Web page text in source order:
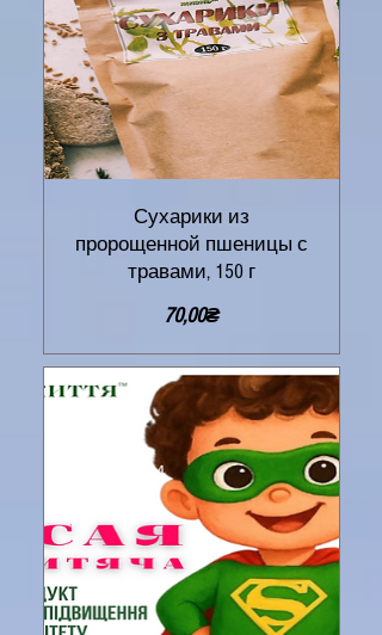
Сухарики из
пророщенной пшеницы с
травами, 150 г
70,00₴Цена